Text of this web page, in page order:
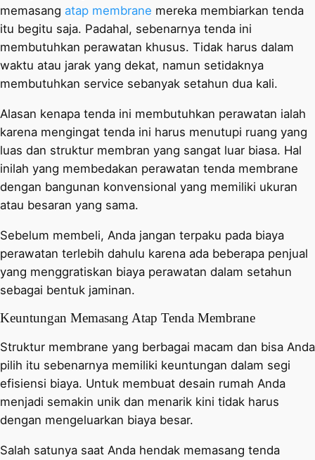
memasang atap membrane mereka membiarkan tenda
itu begitu saja. Padahal, sebenarnya tenda ini
membutuhkan perawatan khusus. Tidak harus dalam
waktu atau jarak yang dekat, namun setidaknya
membutuhkan service sebanyak setahun dua kali.
Alasan kenapa tenda ini membutuhkan perawatan ialah
karena mengingat tenda ini harus menutupi ruang yang
luas dan struktur membran yang sangat luar biasa. Hal
inilah yang membedakan perawatan tenda membrane
dengan bangunan konvensional yang memiliki ukuran
atau besaran yang sama.
Sebelum membeli, Anda jangan terpaku pada biaya
perawatan terlebih dahulu karena ada beberapa penjual
yang menggratiskan biaya perawatan dalam setahun
sebagai bentuk jaminan.
Keuntungan Memasang Atap Tenda Membrane
Struktur membrane yang berbagai macam dan bisa Anda
pilih itu sebenarnya memiliki keuntungan dalam segi
efisiensi biaya. Untuk membuat desain rumah Anda
menjadi semakin unik dan menarik kini tidak harus
dengan mengeluarkan biaya besar.
Salah satunya saat Anda hendak memasang tenda